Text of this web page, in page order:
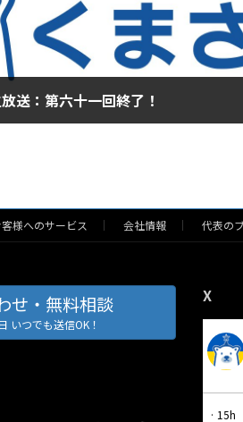
送：第六十一回終了！
様へのサービス 会社情報 代表の
せ・無料相談
いつでも送信OK！
X
· 15h